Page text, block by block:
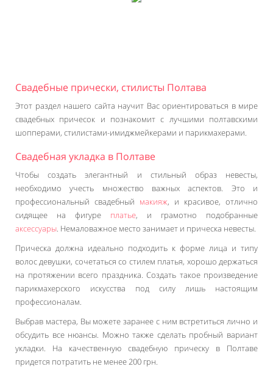
Свадебные прически, стилисты Полтава
Этот раздел нашего сайта научит Вас ориентироваться в мире
свадебных причесок и познакомит с лучшими полтавскими
шопперами, стилистами-имиджмейкерами и парикмахерами.
Свадебная укладка в Полтаве
Чтобы создать элегантный и стильный образ невесты,
необходимо учесть множество важных аспектов. Это и
профессиональный свадебный макияж, и красивое, отлично
сидящее на фигуре платье, и грамотно подобранные
аксессуары. Немаловажное место занимает и прическа невесты.
Прическа должна идеально подходить к форме лица и типу
волос девушки, сочетаться со стилем платья, хорошо держаться
на протяжении всего праздника. Создать такое произведение
парикмахерского искусства под силу лишь настоящим
профессионалам.
Выбрав мастера, Вы можете заранее с ним встретиться лично и
обсудить все нюансы. Можно также сделать пробный вариант
укладки. На качественную свадебную прическу в Полтаве
придется потратить не менее 200 грн.